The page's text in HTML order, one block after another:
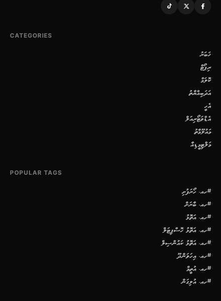
CATEGORIES
ޚަބަރު
ރިޕޯޓް
ކޮލަމް
އަދަބިއްޔާތު
އެހީ
އެޑްވަޓޯރިއަލް
މައުލޫމާތު
މަލްޓިމީޑިއާ
POPULAR TAGS
#ހއ. ހޯރަފުށި
#ހއ. ބާރަށް
#ހއ. އަތޮޅު
#ހއ. އަތޮޅު ހޮސްޕިޓަލް
#ހއ. އަތޮޅު ކައުންސިލް
#ހއ. އިހަވަންދޫ
#ހއ. އުތީމް
#ހއ. އުލިގަން